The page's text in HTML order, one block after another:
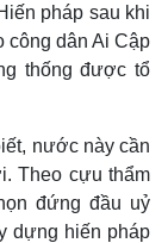
pháp sau khi
công dân Ai Cập
thống được tổ
nước này cần
Theo cựu thẩm
đứng đầu uỷ
dựng hiến pháp